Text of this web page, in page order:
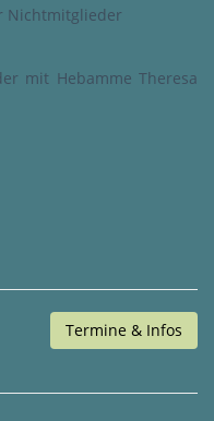
Nichtmitglieder
mit Hebamme Theresa
Termine & Infos